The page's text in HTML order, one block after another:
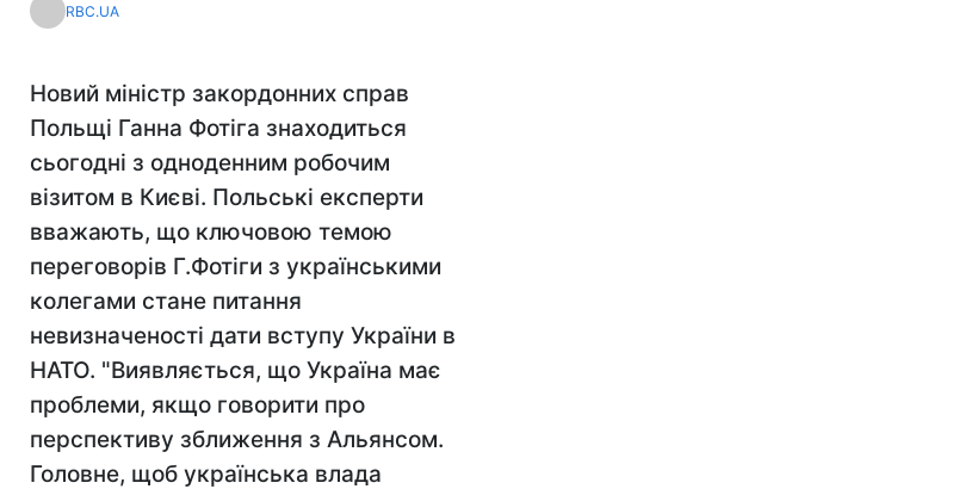
RBC.UA
Новий міністр закордонних справ
Польщі Ганна Фотіга знаходиться
сьогодні з одноденним робочим
візитом в Києві. Польські експерти
вважають, що ключовою темою
переговорів Г.Фотіги з українськими
колегами стане питання
невизначеності дати вступу України в
НАТО. "Виявляється, що Україна має
проблеми, якщо говорити про
перспективу зближення з Альянсом.
Головне, щоб українська влада